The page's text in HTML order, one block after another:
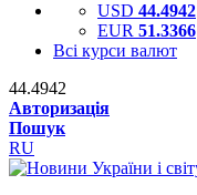
USD 44.4942
EUR 51.3366
Всі курси валют
44.4942
Авторизація
Пошук
RU